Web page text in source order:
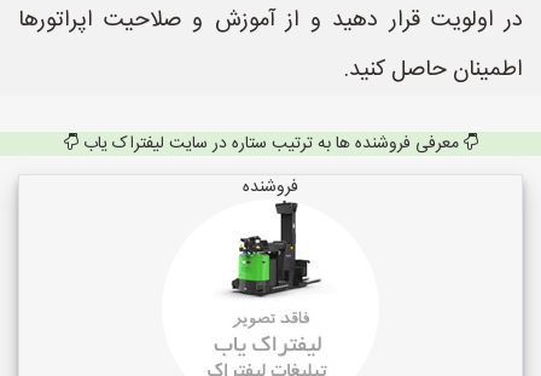
در اولویت قرار دهید و از آموزش و صلاحیت اپراتورها
اطمینان حاصل کنید.
معرفی فروشنده ها به ترتیب ستاره در سایت لیفتراک یاب
فروشنده